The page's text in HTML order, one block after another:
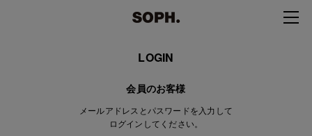
LOGIN
会員のお客様
メールアドレスとパスワードを入力して
ログインしてください。